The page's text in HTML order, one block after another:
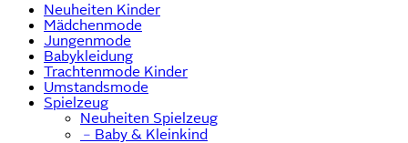
Neuheiten Kinder
Mädchenmode
Jungenmode
Babykleidung
Trachtenmode Kinder
Umstandsmode
Spielzeug
Neuheiten Spielzeug
﹣ Baby & Kleinkind